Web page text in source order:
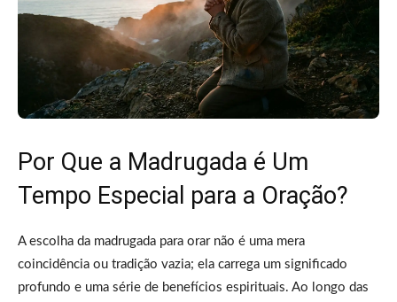
Por Que a Madrugada é Um
Tempo Especial para a Oração?
A escolha da madrugada para orar não é uma mera
coincidência ou tradição vazia; ela carrega um significado
profundo e uma série de benefícios espirituais. Ao longo das